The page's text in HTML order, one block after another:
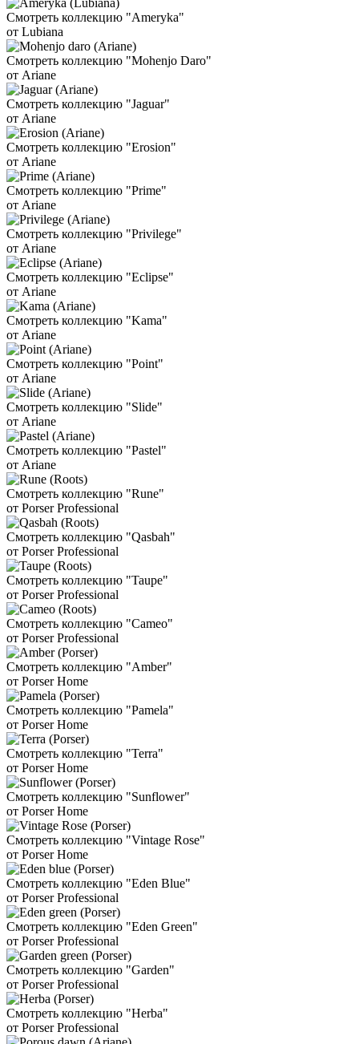
Смотреть коллекцию "Ameryka"
от Lubiana
Смотреть коллекцию "Mohenjo Daro"
от Ariane
Смотреть коллекцию "Jaguar"
от Ariane
Смотреть коллекцию "Erosion"
от Ariane
Смотреть коллекцию "Prime"
от Ariane
Смотреть коллекцию "Privilege"
от Ariane
Смотреть коллекцию "Eclipse"
от Ariane
Смотреть коллекцию "Kama"
от Ariane
Смотреть коллекцию "Point"
от Ariane
Смотреть коллекцию "Slide"
от Ariane
Смотреть коллекцию "Pastel"
от Ariane
Смотреть коллекцию "Rune"
от Porser Professional
Смотреть коллекцию "Qasbah"
от Porser Professional
Смотреть коллекцию "Taupe"
от Porser Professional
Смотреть коллекцию "Cameo"
от Porser Professional
Смотреть коллекцию "Amber"
от Porser Home
Смотреть коллекцию "Pamela"
от Porser Home
Смотреть коллекцию "Terra"
от Porser Home
Смотреть коллекцию "Sunflower"
от Porser Home
Смотреть коллекцию "Vintage Rose"
от Porser Home
Смотреть коллекцию "Eden Blue"
от Porser Professional
Смотреть коллекцию "Eden Green"
от Porser Professional
Смотреть коллекцию "Garden"
от Porser Professional
Смотреть коллекцию "Herba"
от Porser Professional